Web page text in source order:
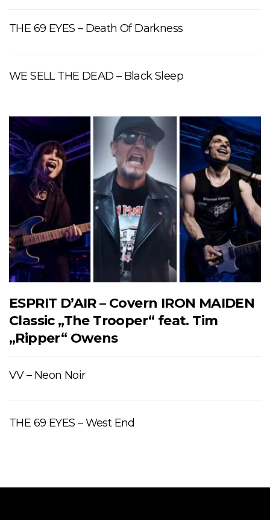
THE 69 EYES – Death Of Darkness
WE SELL THE DEAD – Black Sleep
ESPRIT D’AIR – Covern IRON MAIDEN
Classic „The Trooper“ feat. Tim
„Ripper“ Owens
​VV – Neon Noir
THE 69 EYES – West End